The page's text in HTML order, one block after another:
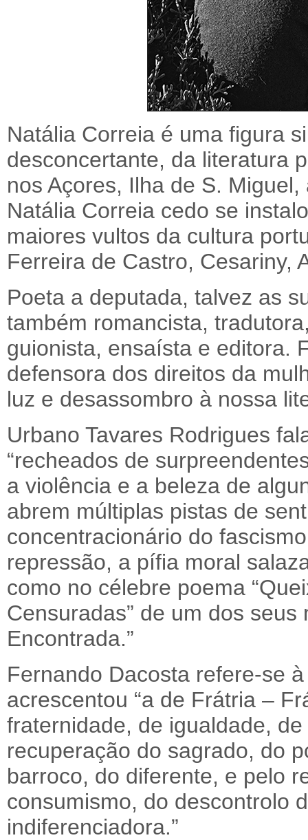
Natália Correia é uma figura
desconcertante, da literatura
nos Açores, Ilha de S.
Natália Correia cedo se
maiores vultos da cultura
Ferreira de Castro, Cesariny,
Poeta a deputada, talvez as
também romancista,
guionista, ensaísta e editora.
defensora dos direitos da
luz e desassombro à nossa
Urbano Tavares Rodrigues
“recheados de
a violência e a beleza de
abrem múltiplas pistas de
concentracionário do
repressão, a pífia moral
como no célebre poema
Censuradas” de um dos
Encontrada.”
Fernando Dacosta refere-se
acrescentou “a de Frátria –
fraternidade, de igualdade,
recuperação do sagrado, do
barroco, do diferente, e pelo
consumismo, do descontrolo
indiferenciadora.”